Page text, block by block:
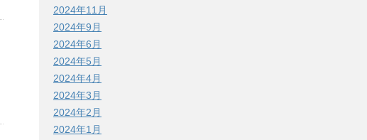
2024年11月
2024年9月
2024年6月
2024年5月
2024年4月
2024年3月
2024年2月
2024年1月